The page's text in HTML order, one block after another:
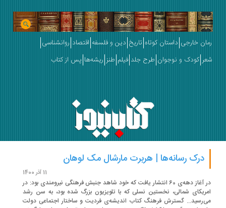
خارجی داستان کوتاه تاریخ دین و فلسفه اقتصاد روانشناسی
کودک و نوجوان طرح جلد فیلم طنز ریشه‌ها پس از کتاب
درک رسانه‌ها | هربرت مارشال مک لوهان
در آغاز دهه‌ی 60 انتشار یافت که خود شاهد جنبش فرهنگی نیرومندی بود: در
شمالی، نخستین نسلی که با تلویزیون بزرگ شده بود، به سن رشد
گسترش فرهنگ کتاب اندیشه‌ی فردیت و ساختار اجتماعی دولت